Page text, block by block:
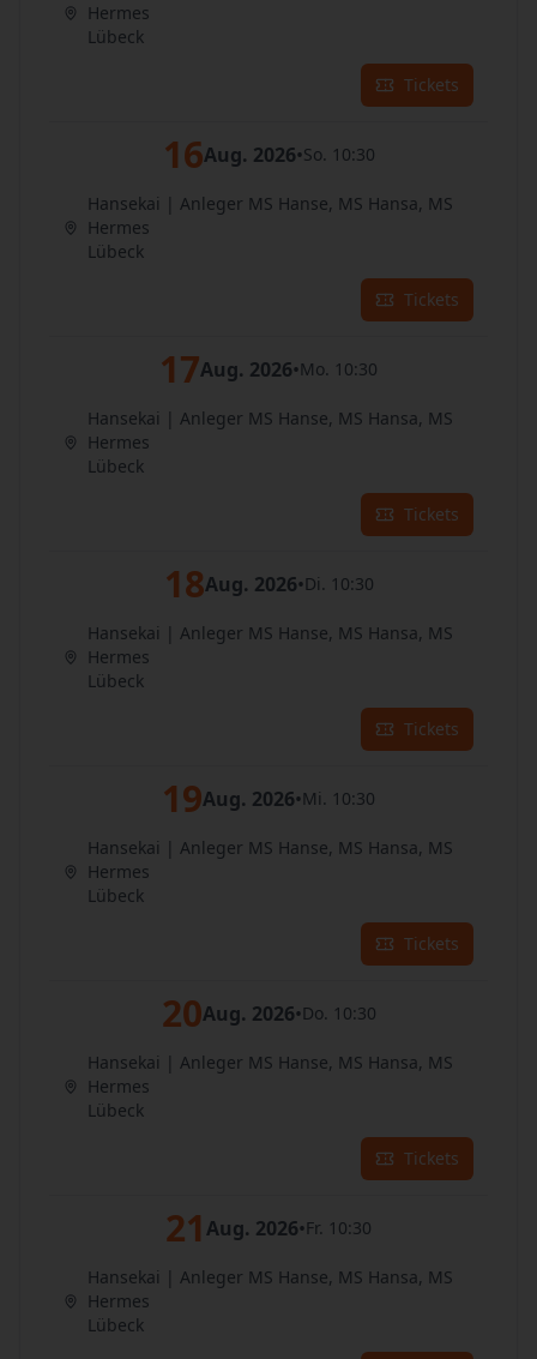
Hermes
Lübeck
Tickets
16Aug. 2026•So. 10:30
Hansekai | Anleger MS Hanse, MS Hansa, MS
Hermes
Lübeck
Tickets
17Aug. 2026•Mo. 10:30
Hansekai | Anleger MS Hanse, MS Hansa, MS
Hermes
Lübeck
Tickets
18Aug. 2026•Di. 10:30
Hansekai | Anleger MS Hanse, MS Hansa, MS
Hermes
Lübeck
Tickets
19Aug. 2026•Mi. 10:30
Hansekai | Anleger MS Hanse, MS Hansa, MS
Hermes
Lübeck
Tickets
20Aug. 2026•Do. 10:30
Hansekai | Anleger MS Hanse, MS Hansa, MS
Hermes
Lübeck
Tickets
21 Aug. 2026•Fr. 10:30
Hansekai | Anleger MS Hanse, MS Hansa, MS
Hermes
Lübeck